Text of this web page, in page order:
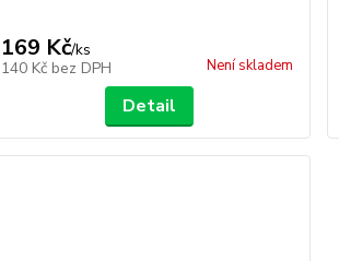
169 Kč/ks
140 Kč bez DPH Není skladem
Detail